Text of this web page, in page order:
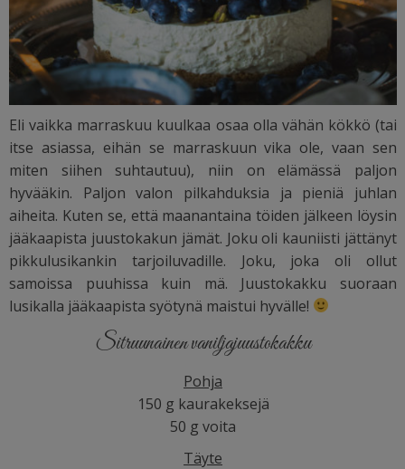
Eli vaikka marraskuu kuulkaa osaa olla vähän kökkö (tai
itse asiassa, eihän se marraskuun vika ole, vaan sen
miten siihen suhtautuu), niin on elämässä paljon
hyvääkin. Paljon valon pilkahduksia ja pieniä juhlan
aiheita. Kuten se, että maanantaina töiden jälkeen löysin
jääkaapista juustokakun jämät. Joku oli kauniisti jättänyt
pikkulusikankin tarjoiluvadille. Joku, joka oli ollut
samoissa puuhissa kuin mä. Juustokakku suoraan
lusikalla jääkaapista syötynä maistui hyvälle!
Sitruunainen vaniljajuustokakku
Pohja
150 g kaurakeksejä
50 g voita
Täyte